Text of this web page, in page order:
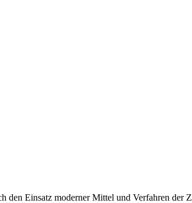
den Einsatz moderner Mittel und Verfahren der